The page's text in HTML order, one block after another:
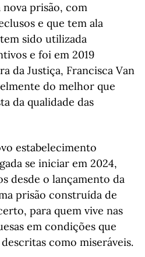
nova prisão, com
e que tem ala
sido utilizada
e foi em 2019
da Justiça, Francisca Van
do melhor que
da qualidade das
estabelecimento
se iniciar em 2024,
desde o lançamento da
prisão construída de
para quem vive nas
em condições que
como miseráveis.